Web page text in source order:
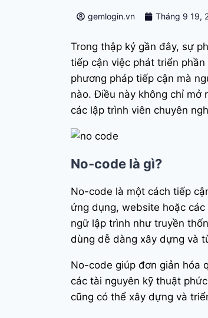
gemlogin.vn Tháng 9 19,
Trong thập kỷ gần đây, sự
tiếp cận việc phát triển
phương pháp tiếp cận mà
nào. Điều này không chỉ mở
các lập trình viên chuyên
No-code là gì?
No-code là một cách tiếp
ứng dụng, website hoặc
ngữ lập trình như truyền
dùng dễ dàng xây dựng và
No-code giúp đơn giản hóa
các tài nguyên kỹ thuật
cũng có thể xây dựng và